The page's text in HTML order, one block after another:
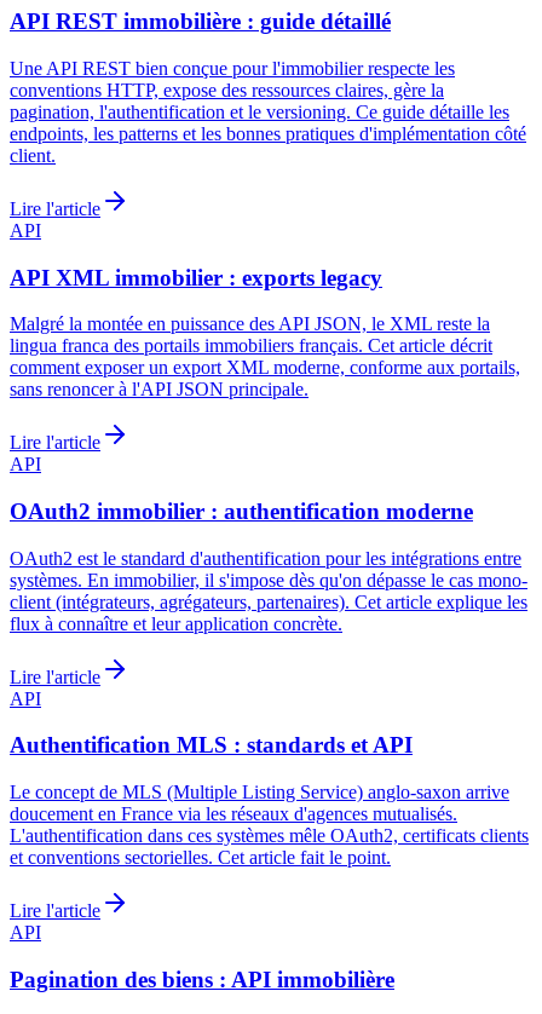
API REST immobilière : guide détaillé
Une API REST bien conçue pour l'immobilier respecte les
conventions HTTP, expose des ressources claires, gère la
pagination, l'authentification et le versioning. Ce guide détaille les
endpoints, les patterns et les bonnes pratiques d'implémentation côté
client.
Lire l'article
API
API XML immobilier : exports legacy
Malgré la montée en puissance des API JSON, le XML reste la
lingua franca des portails immobiliers français. Cet article décrit
comment exposer un export XML moderne, conforme aux portails,
sans renoncer à l'API JSON principale.
Lire l'article
API
OAuth2 immobilier : authentification moderne
OAuth2 est le standard d'authentification pour les intégrations entre
systèmes. En immobilier, il s'impose dès qu'on dépasse le cas mono-
client (intégrateurs, agrégateurs, partenaires). Cet article explique les
flux à connaître et leur application concrète.
Lire l'article
API
Authentification MLS : standards et API
Le concept de MLS (Multiple Listing Service) anglo-saxon arrive
doucement en France via les réseaux d'agences mutualisés.
L'authentification dans ces systèmes mêle OAuth2, certificats clients
et conventions sectorielles. Cet article fait le point.
Lire l'article
API
Pagination des biens : API immobilière